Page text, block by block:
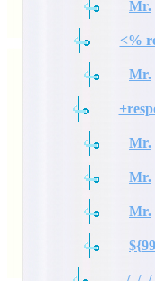
Mr.
<%
Mr.
Mr.
Mr.
Mr.